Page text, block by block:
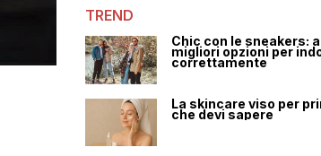
TREND
Chic con le sneakers:
migliori opzioni per
correttamente
La skincare viso per
che devi sapere